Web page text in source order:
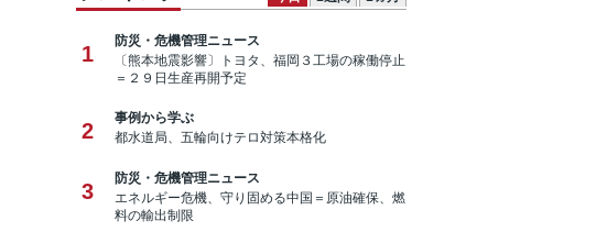
1
防災・危機管理ニュース
〔熊本地震影響〕トヨタ、福岡３工場の稼働停止
＝２９日生産再開予定
2
事例から学ぶ
都水道局、五輪向けテロ対策本格化
3
防災・危機管理ニュース
エネルギー危機、守り固める中国＝原油確保、燃
料の輸出制限